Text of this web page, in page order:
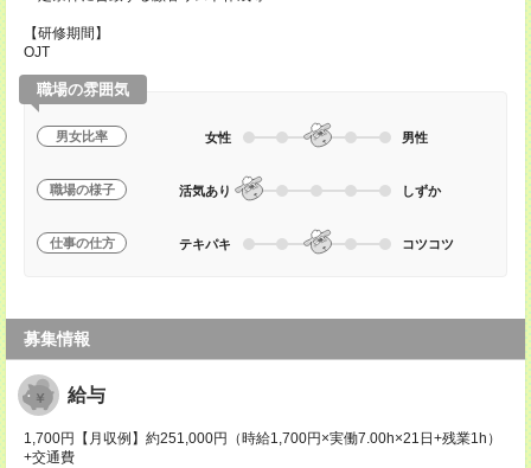
【研修期間】
OJT
職場の雰囲気
男女比率 女性 男性
職場の様子 活気あり しずか
仕事の仕方 テキパキ コツコツ
募集情報
給与
1,700円【月収例】約251,000円（時給1,700円×実働7.00h×21日+残業1h）
+交通費